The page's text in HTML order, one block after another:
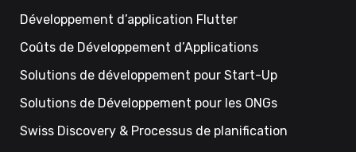
Développement d’application Flutter
Coûts de Développement d’Applications
Solutions de développement pour Start-Up
Solutions de Développement pour les ONGs
Swiss Discovery & Processus de planification